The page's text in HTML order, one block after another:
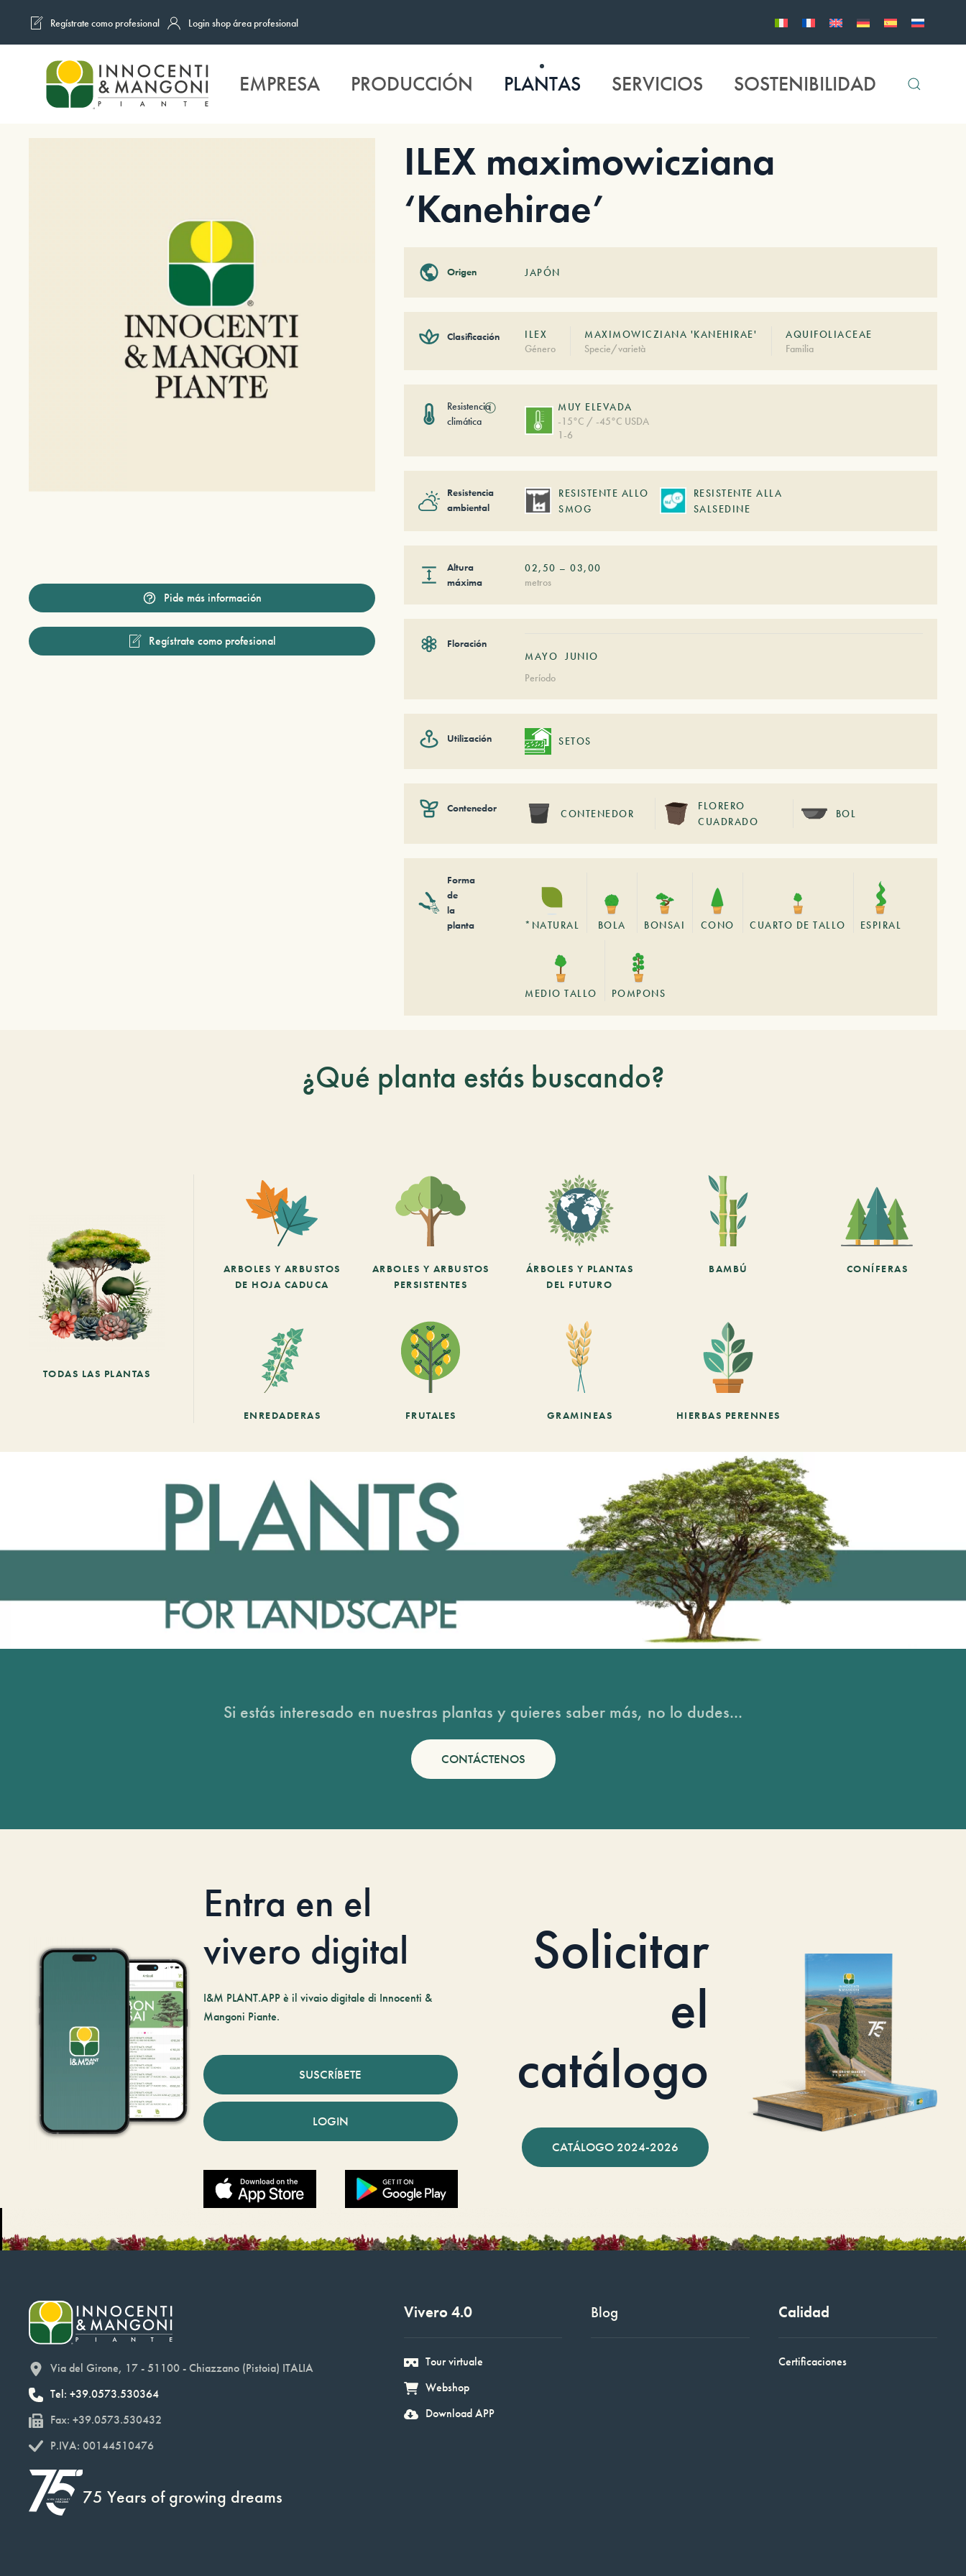
Skip to main content
Regístrate como profesional Login shop área profesional
EMPRESA PRODUCCIÓN PLANTAS SERVICIOS SOSTENIBILIDAD
Pide más información
Regístrate como profesional
ILEX maximowicziana
‘Kanehirae’
Origen JAPÓN
Clasificación
ILEX
Género
MAXIMOWICZIANA 'KANEHIRAE'
Specie/varietà
AQUIFOLIACEAE
Familia
Resistencia
climática
ⓘ
MUY ELEVADA
-15°C / -45°C USDA
1-6
Resistencia
ambiental
RESISTENTE ALLO
SMOG
RESISTENTE ALLA
SALSEDINE
Altura
máxima
02,50 –03,00
metros
Floración
MAYO
JUNIO
Período
Utilización SETOS
Contenedor CONTENEDOR
FLORERO
CUADRADO
BOL
Forma
de
la
planta
*NATURAL BOLA BONSAI CONO CUARTO DE TALLO ESPIRAL
MEDIO TALLO POMPONS
¿Qué planta estás buscando?
TODAS LAS PLANTAS
ARBOLES Y ARBUSTOS
DE HOJA CADUCA
ARBOLES Y ARBUSTOS
PERSISTENTES
ÁRBOLES Y PLANTAS
DEL FUTURO
BAMBÚ CONÍFERAS
ENREDADERAS FRUTALES GRAMINEAS HIERBAS PERENNES
Si estás interesado en nuestras plantas y quieres saber más, no lo dudes...
CONTÁCTENOS
Entra en el
vivero digital
I&M PLANT.APP è il vivaio digitale di Innocenti &
Mangoni Piante.
SUSCRÍBETE
LOGIN
Solicitar
el
catálogo
CATÁLOGO 2024-2026
Via del Girone, 17 - 51100 - Chiazzano (Pistoia) ITALIA
Tel: +39.0573.530364
Fax: +39.0573.530432
P.IVA: 00144510476
75 Years of growing dreams
Vivero 4.0
Tour virtuale
Webshop
Download APP
Blog Calidad
Certificaciones